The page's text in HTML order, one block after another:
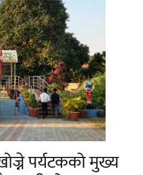
पर्यटकको मुख्य